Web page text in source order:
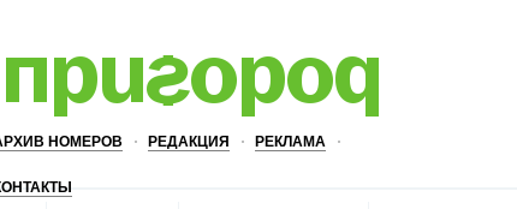
НОМЕРОВ РЕДАКЦИЯ РЕКЛАМА